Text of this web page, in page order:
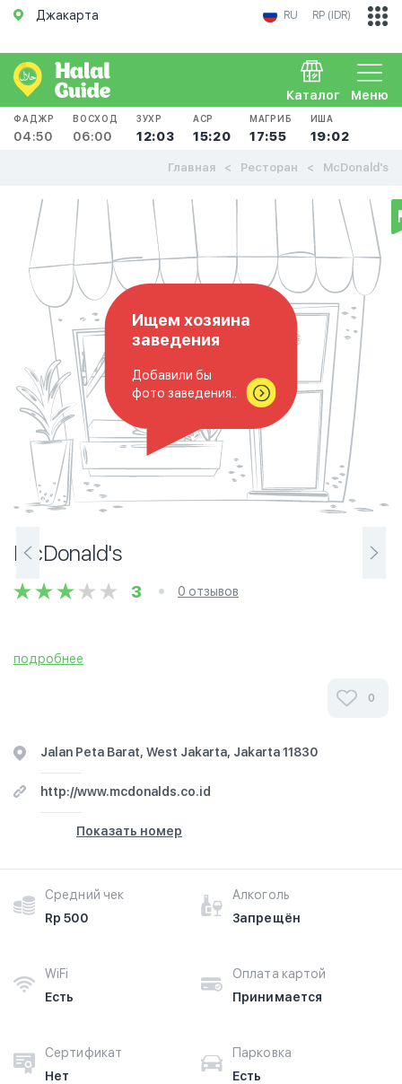
Джакарта RU RP (IDR)
Меню
Каталог
ФАДЖР
04:50
ВОСХОД
06:00
ЗУХР
12:03
АСР
15:20
МАГРИБ
17:55
ИША
19:02
Главная Ресторан McDonald's
Ищем хозяина
заведения
Добавили бы
фото заведения..
McDonald's
3 0 отзывов
подробнее
0
Jalan Peta Barat, West Jakarta, Jakarta 11830
http://www.mcdonalds.co.id
Показать номер
Средний чек
Rp 500
Алкоголь
Запрещён
WiFi
Есть
Оплата картой
Принимается
Сертификат
Нет
Парковка
Есть